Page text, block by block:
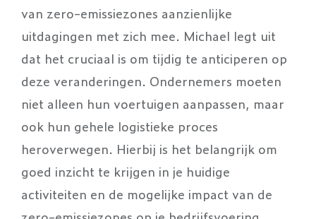
van zero-emissiezones aanzienlijke
uitdagingen met zich mee. Michael legt uit
dat het cruciaal is om tijdig te anticiperen op
deze veranderingen. Ondernemers moeten
niet alleen hun voertuigen aanpassen, maar
ook hun gehele logistieke proces
heroverwegen. Hierbij is het belangrijk om
goed inzicht te krijgen in je huidige
activiteiten en de mogelijke impact van de